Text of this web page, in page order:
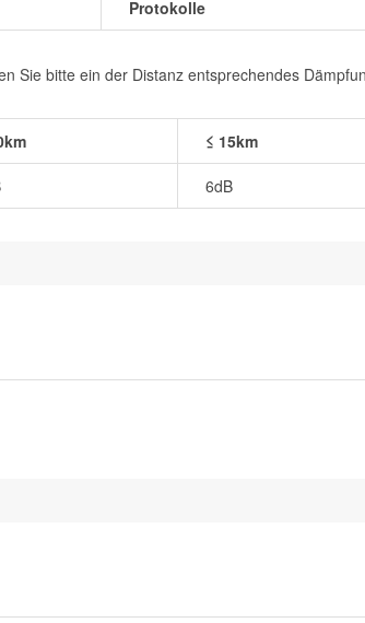
Protokolle
Sie bitte ein der Distanz entsprechendes
≤ 15km
6dB